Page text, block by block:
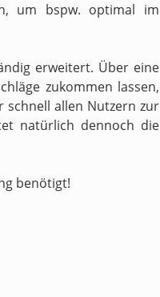
um bspw. optimal im
erweitert. Über eine
zukommen lassen,
schnell allen Nutzern zur
natürlich dennoch die
benötigt!